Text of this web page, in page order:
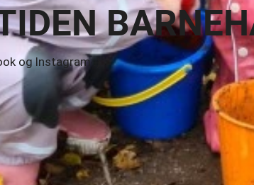
og Instagram :)